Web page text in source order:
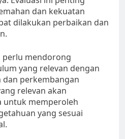
dan kekuatan
dilakukan perbaikan dan
perlu mendorong
yang relevan dengan
perkembangan
relevan akan
untuk memperoleh
yang sesuai